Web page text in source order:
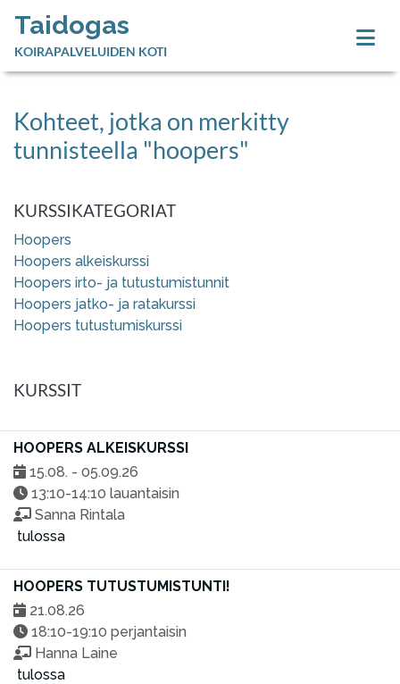
Taidogas
KOIRAPALVELUIDEN KOTI
Kohteet, jotka on merkitty
tunnisteella "hoopers"
KURSSIKATEGORIAT
Hoopers
Hoopers alkeiskurssi
Hoopers irto- ja tutustumistunnit
Hoopers jatko- ja ratakurssi
Hoopers tutustumiskurssi
KURSSIT
HOOPERS ALKEISKURSSI
15.08. - 05.09.26
13:10-14:10 lauantaisin
Sanna Rintala
tulossa
HOOPERS TUTUSTUMISTUNTI!
21.08.26
18:10-19:10 perjantaisin
Hanna Laine
tulossa